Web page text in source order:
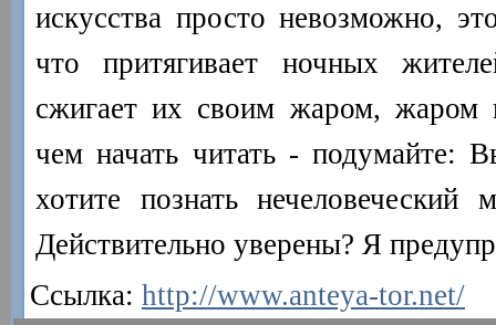
искусства просто невозможно,
что притягивает ночных
сжигает их своим жаром, жаром
чем начать читать - подумайте:
хотите познать нечеловеческий
Действительно уверены? Я
Ссылка: http://www.anteya-tor.net/